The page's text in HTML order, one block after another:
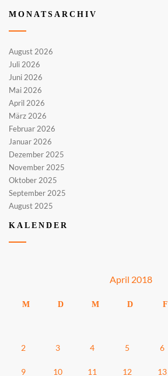
MONATSARCHIV
August 2026
Juli 2026
Juni 2026
Mai 2026
April 2026
März 2026
Februar 2026
Januar 2026
Dezember 2025
November 2025
Oktober 2025
September 2025
August 2025
KALENDER
April 2018
M D M D F
2 3 4 5 6
9 10 11 12 13